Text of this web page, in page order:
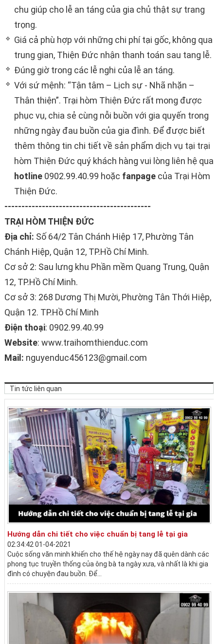
chu giúp cho lễ an táng của gia chủ thật sự trang
trọng.
Giá cả phù hợp với những chi phí tại gốc, không qua
trung gian, Thiện Đức nhận thanh toán sau tang lễ.
Đúng giờ trong các lễ nghi của lễ an táng.
Với sứ mệnh: “Tận tâm – Lịch sự - Nhã nhặn –
Thân thiện”. Trại hòm Thiện Đức rất mong được
phục vụ, chia sẻ cùng nỗi buồn với gia quyến trong
những ngày đau buồn của gia đình. Để được biết
thêm thông tin chi tiết về sản phẩm dịch vụ tại trại
hòm Thiện Đức quý khách hàng vui lòng liên hệ qua
hotline 0902.99.40.99 hoặc fanpagecủa Trại Hòm
Thiện Đức.
-------------------------------------------
TRẠI HÒM THIỆN ĐỨC
Địa chỉ: Số 64/2 Tân Chánh Hiệp 17, Phường Tân
Chánh Hiệp, Quận 12, TP.Hồ Chí Minh.
Cơ sở 2: Sau lưng khu Phần mềm Quang Trung, Quận
12, TP.Hồ Chí Minh.
Cơ sở 3: 268 Dương Thị Mười, Phường Tân Thới Hiệp,
Quận 12. TP.Hồ Chí Minh
Điện thoại: 0902.99.40.99
Website: www.traihomthienduc.com
Mail: nguyenduc456123@gmail.com
Tin tức liên quan
Hướng dẫn chi tiết cho việc chuẩn bị tang lễ tại gia
02:34:42 01-04-2021
Cuộc sống văn minh khiến cho thế hệ ngày nay đã quên dành các
phong tục truyền thống của ông bà ta ngày xưa, và nhất là khi gia
đình có chuyện đau buồn. Để...